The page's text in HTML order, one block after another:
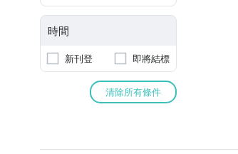
時間
新刊登 即將結標
清除所有條件